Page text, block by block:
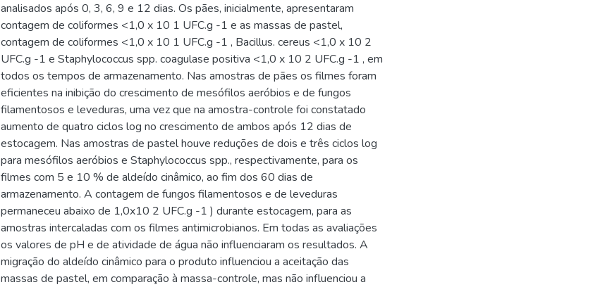
analisados após 0, 3, 6, 9 e 12 dias. Os pães, inicialmente, apresentaram
contagem de coliformes <1,0 x 10 1 UFC.g -1 e as massas de pastel,
contagem de coliformes <1,0 x 10 1 UFC.g -1 , Bacillus. cereus <1,0 x 10 2
UFC.g -1 e Staphylococcus spp. coagulase positiva <1,0 x 10 2 UFC.g -1 , em
todos os tempos de armazenamento. Nas amostras de pães os filmes foram
eficientes na inibição do crescimento de mesófilos aeróbios e de fungos
filamentosos e leveduras, uma vez que na amostra-controle foi constatado
aumento de quatro ciclos log no crescimento de ambos após 12 dias de
estocagem. Nas amostras de pastel houve reduções de dois e três ciclos log
para mesófilos aeróbios e Staphylococcus spp., respectivamente, para os
filmes com 5 e 10 % de aldeído cinâmico, ao fim dos 60 dias de
armazenamento. A contagem de fungos filamentosos e de leveduras
permaneceu abaixo de 1,0x10 2 UFC.g -1 ) durante estocagem, para as
amostras intercaladas com os filmes antimicrobianos. Em todas as avaliações
os valores de pH e de atividade de água não influenciaram os resultados. A
migração do aldeído cinâmico para o produto influenciou a aceitação das
massas de pastel, em comparação à massa-controle, mas não influenciou a